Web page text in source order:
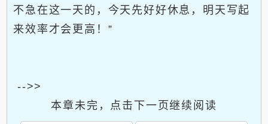
不急在这一天的，今天先好好休息，明天写起
来效率才会更高！”
-->>
本章未完，点击下一页继续阅读